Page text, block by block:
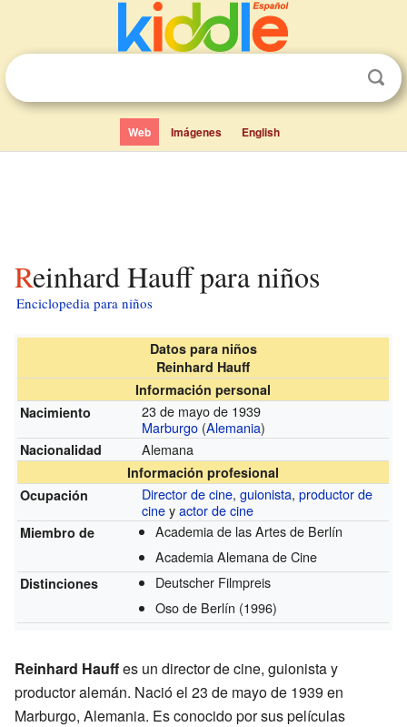
Web Imágenes English
Reinhard Hauff para niños
Enciclopedia para niños
Datos para niños
Reinhard Hauff
Información personal
Nacimiento
23 de mayo de 1939
Marburgo (Alemania)
Nacionalidad Alemana
Información profesional
Ocupación
Director de cine,guionista,productor de
cineyactor de cine
Miembro de
Academia de las Artes de Berlín
Academia Alemana de Cine
Distinciones
Deutscher Filmpreis
Oso de Berlín (1996)
Reinhard Hauffes un director de cine, guionista y
productor alemán. Nació el 23 de mayo de 1939 en
Marburgo, Alemania. Es conocido por sus películas